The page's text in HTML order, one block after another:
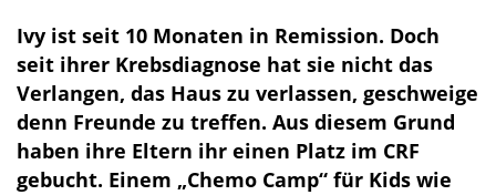
Ivy ist seit 10 Monaten in Remission. Doch
seit ihrer Krebsdiagnose hat sie nicht das
Verlangen, das Haus zu verlassen, geschweige
denn Freunde zu treffen. Aus diesem Grund
haben ihre Eltern ihr einen Platz im CRF
gebucht. Einem „Chemo Camp“ für Kids wie